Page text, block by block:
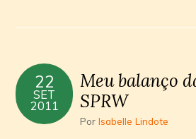
22
SET
2011
Meu balanço
SPRW
PorIsabelle Lindote